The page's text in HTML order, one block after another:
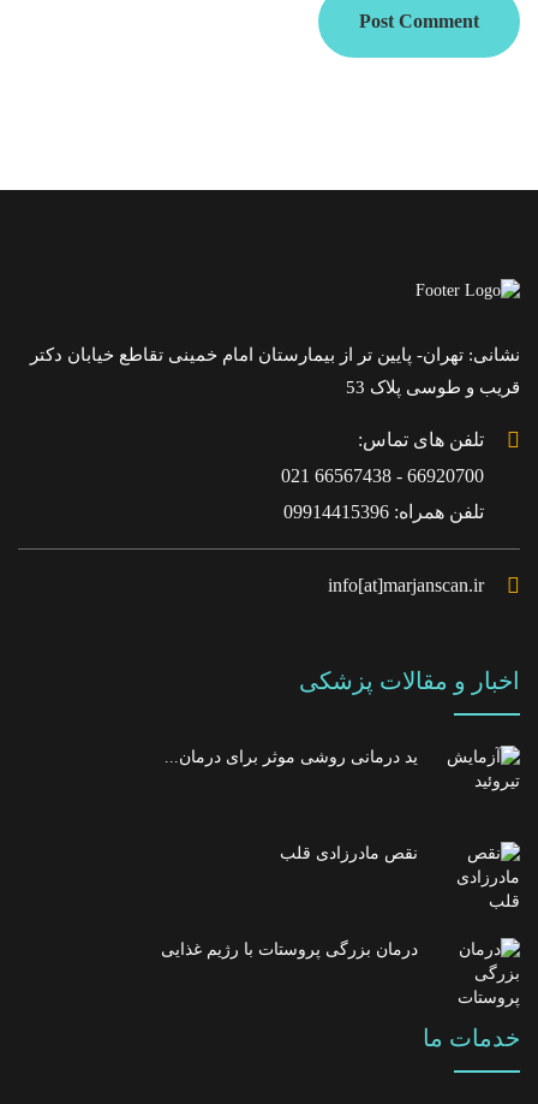
Post Comment
نشانی: تهران- پایین تر از بیمارستان امام خمینی تقاطع خیابان دکتر
قریب و طوسی پلاک 53
تلفن های تماس:
66920700 - 66567438 021
تلفن همراه: 09914415396
info[at]marjanscan.ir
اخبار و مقالات پزشکی
ید درمانی روشی موثر برای درمان...
نقص مادرزادی قلب
درمان بزرگی پروستات با رژیم غذایی
خدمات ما